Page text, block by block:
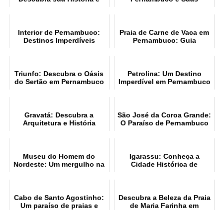
Interior de Pernambuco:
Destinos Imperdíveis
Praia de Carne de Vaca em
Pernambuco: Guia
Triunfo: Descubra o Oásis
do Sertão em Pernambuco
Petrolina: Um Destino
Imperdível em Pernambuco
Gravatá: Descubra a
Arquitetura e História
São José da Coroa Grande:
O Paraíso de Pernambuco
Museu do Homem do
Nordeste: Um mergulho na
Igarassu: Conheça a
Cidade Histórica de
Cabo de Santo Agostinho:
Um paraíso de praias e
Descubra a Beleza da Praia
de Maria Farinha em